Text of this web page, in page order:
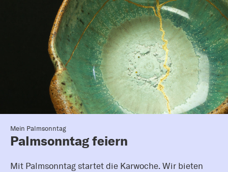
Mein Palmsonntag
Palmsonntag feiern
Mit Palmsonntag startet die Karwoche. Wir bieten